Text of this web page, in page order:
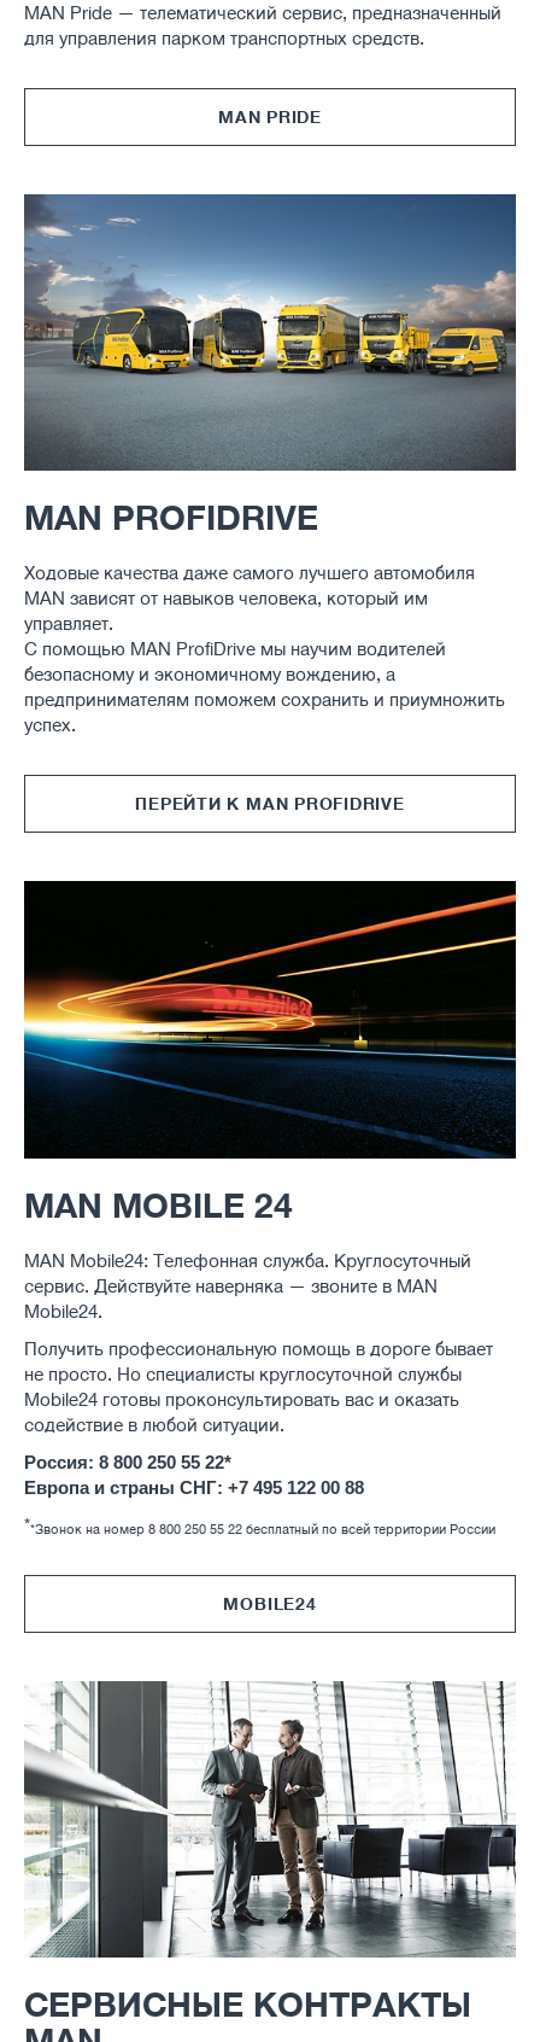
MAN Pride — телематический сервис, предназначенный
для управления парком транспортных средств.
MAN PRIDE
MAN PROFIDRIVE
Ходовые качества даже самого лучшего автомобиля
MAN зависят от навыков человека, который им
управляет.
С помощью MAN ProfiDrive мы научим водителей
безопасному и экономичному вождению, а
предпринимателям поможем сохранить и приумножить
успех.
ПЕРЕЙТИ К MAN PROFIDRIVE
MAN MOBILE 24
MAN Mobile24: Телефонная служба. Круглосуточный
сервис. Действуйте наверняка — звоните в MAN
Mobile24.
Получить профессиональную помощь в дороге бывает
не просто. Но специалисты круглосуточной службы
Mobile24 готовы проконсультировать вас и оказать
содействие в любой ситуации.
Россия: 8 800 250 55 22*
Европа и страны СНГ: +7 495 122 00 88
**Звонок на номер 8 800 250 55 22 бесплатный по всей территории России
MOBILE24
СЕРВИСНЫЕ КОНТРАКТЫ